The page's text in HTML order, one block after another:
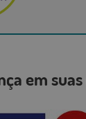
em